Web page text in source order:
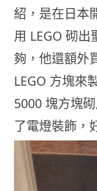
紹，是在日本
用 LEGO 砌出
夠，他還額外
LEGO 方塊來
5000 塊方塊
了電燈裝飾，